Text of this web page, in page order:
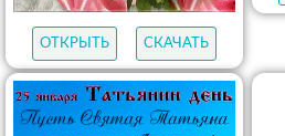
ОТКРЫТЬ СКАЧАТЬ